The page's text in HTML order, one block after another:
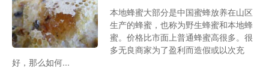
本地蜂蜜大部分是中国蜜蜂放养在山区
生产的蜂蜜，也称为野生蜂蜜和本地蜂
蜜。价格比市面上普通蜂蜜高很多。很
多无良商家为了盈利而造假或以次充
好，那么如何...